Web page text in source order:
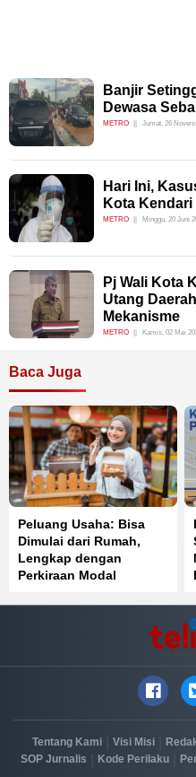
Banjir
Dewasa
METRO Jumat, 26
Hari Ini,
Kota
METRO Minggu, 20 Juni
Pj Wali Kota
Utang
Mekanisme
METRO Kamis, 02 Mei
Baca Juga
Peluang Usaha: Bisa
Dimulai dari Rumah,
Lengkap dengan
Perkiraan Modal
Tentang Kami Visi Misi
SOP Jurnalis Kode Perilaku